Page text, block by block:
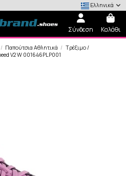
Ελληνικά
Σύνδεση Καλάθι
Παπούτσια Αθλητικά
Τρέξιμο /
V2 W 001646PLP001